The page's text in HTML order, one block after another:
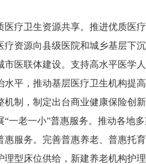
医疗卫生资源共享。推进优质
疗资源向县级医院和城乡基层下
市医联体建设。支持高水平医学
水平，推动基层医疗卫生机构提
机制，制定出台商业健康保险创
“一老一小”普惠服务。推动各地
惠服务。完善普惠养老、普惠托
理型床位供给，新建养老机构护